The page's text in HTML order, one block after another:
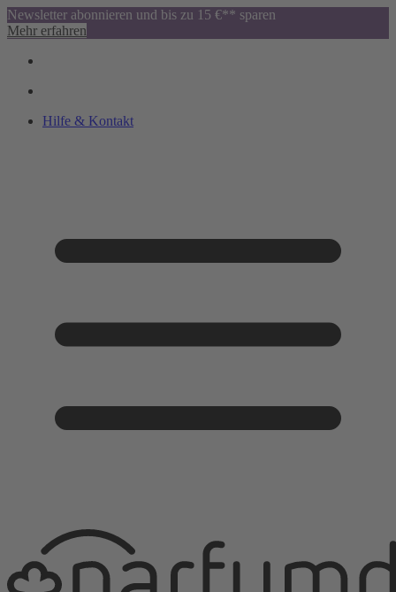
Newsletter abonnieren und bis zu 15 €** sparen
Mehr erfahren
Hilfe & Kontakt